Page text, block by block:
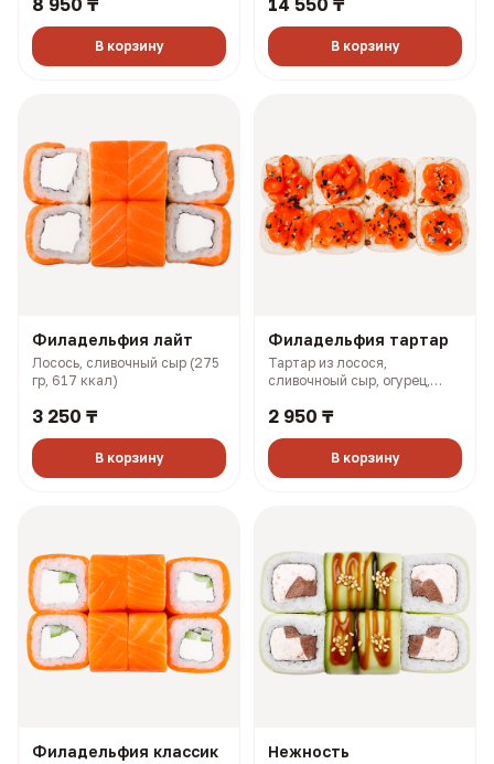
3 васаби (927 гр, 2108 ккал)
8 950 ₸
В корзину
Самурай + Нори маки ясай +
+ Чикси хот (1606 гр, 2733
ккал)
14 550 ₸
В корзину
Филадельфия лайт
Лосось, сливочный сыр (275
гр, 617 ккал)
3 250 ₸
В корзину
Филадельфия тартар
Тартар из лосося,
сливочноый сыр, огурец,
ккал)
2 950 ₸
В корзину
Филадельфия классик Нежность